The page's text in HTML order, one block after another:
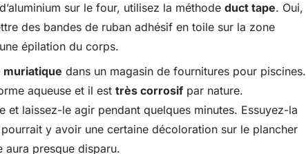
sur le four, utilisez la méthode duct tape. Oui,
des bandes de ruban adhésif en toile sur la zone
épilation du corps.
muriatique dans un magasin de fournitures pour piscines.
aqueuse et il est très corrosif par nature.
et laissez-le agir pendant quelques minutes. Essuyez-la
y avoir une certaine décoloration sur le plancher
aura presque disparu.